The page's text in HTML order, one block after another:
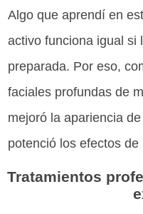
Algo que aprendí en
activo funciona igual si
preparada. Por eso,
faciales profundas de
mejoró la apariencia
potenció los efectos
Tratamientos